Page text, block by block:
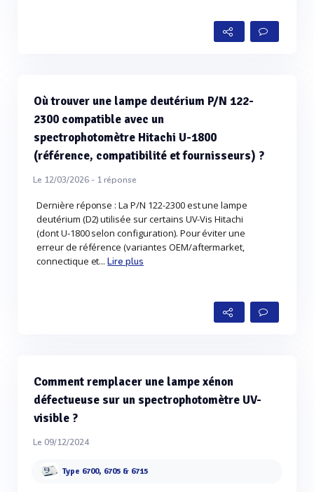
Où trouver une lampe deutérium P/N 122-
2300 compatible avec un
spectrophotomètre Hitachi U-1800
(référence, compatibilité et fournisseurs) ?
Le 12/03/2026 - 1réponse
Dernière réponse : La P/N 122-2300 est une lampe
deutérium (D2) utilisée sur certains UV-Vis Hitachi
(dont U‑1800 selon configuration). Pour éviter une
erreur de référence (variantes OEM/aftermarket,
connectique et...Lire plus
Comment remplacer une lampe xénon
défectueuse sur un spectrophotomètre UV-
visible ?
Le 09/12/2024
Type 6700, 6705 & 6715